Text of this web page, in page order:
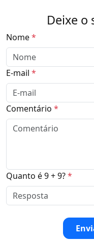
Deixe o
Nome*
E-mail *
Comentário *
Quanto é 9 + 9?*